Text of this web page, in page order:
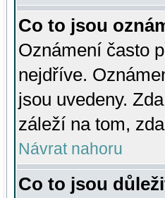
Co to jsou
Oznámení často
nejdříve.
jsou uvedeny.
záleží na tom,
Návrat nahoru
Co to jsou